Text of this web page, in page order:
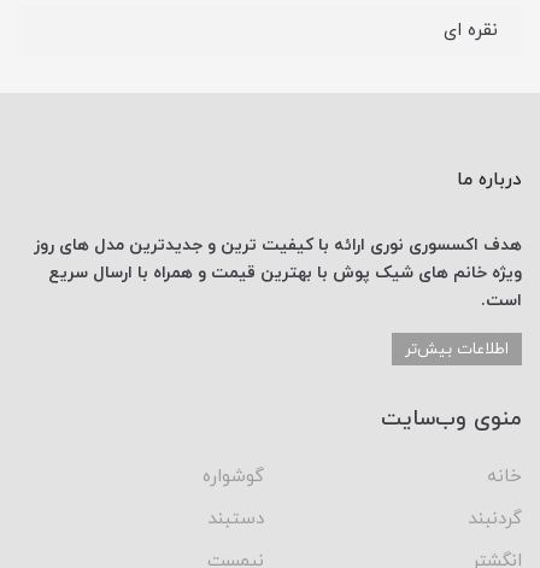
نقره ای
درباره ما
هدف اکسسوری نوری ارائه با کیفیت ترین و جدیدترین مدل های روز
ویژه خانم های شیک پوش با بهترین قیمت و همراه با ارسال سریع
است.
اطلاعات بیش‌تر
منوی وب‌سایت
خانه
گوشواره
گردنبند
دستبند
انگشتر
نیمست